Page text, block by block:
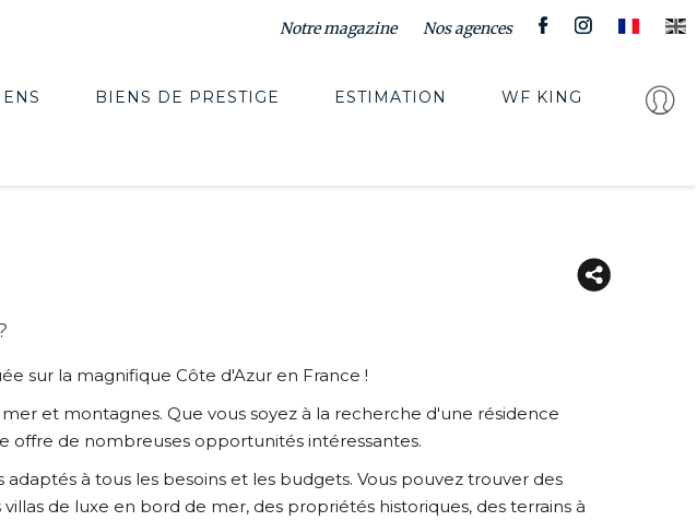
Notre magazine Nos agences
BIENS DE PRESTIGE ESTIMATION WF KING
sur la magnifique Côte d'Azur en France !
et montagnes. Que vous soyez à la recherche d'une résidence
offre de nombreuses opportunités intéressantes.
à tous les besoins et les budgets. Vous pouvez trouver des
de luxe en bord de mer, des propriétés historiques, des terrains à